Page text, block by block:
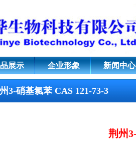
121-73-3
展示 企业形象 新闻中心
3-硝基氯苯 CAS 121-73-3
荆州